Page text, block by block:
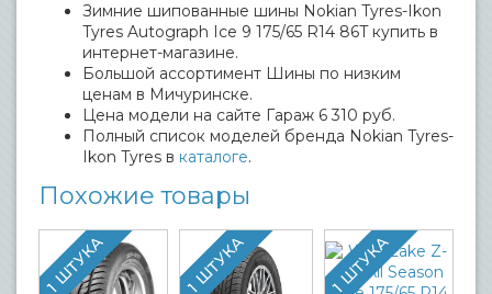
Зимние шипованные шины Nokian Tyres-Ikon
Tyres Autograph Ice 9 175/65 R14 86T купить в
интернет-магазине.
Большой ассортимент Шины по низким
ценам в Мичуринске.
Цена модели на сайте Гараж 6 310 руб.
Полный список моделей бренда Nokian Tyres-
Ikon Tyres в каталоге.
Похожие товары
1 ШТУКА 1 ШТУКА 1 ШТУКА